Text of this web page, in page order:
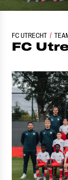
FC UTRECHT
FC